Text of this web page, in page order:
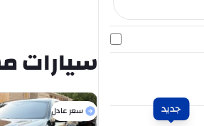
جديد
سيارات
سعر عادل